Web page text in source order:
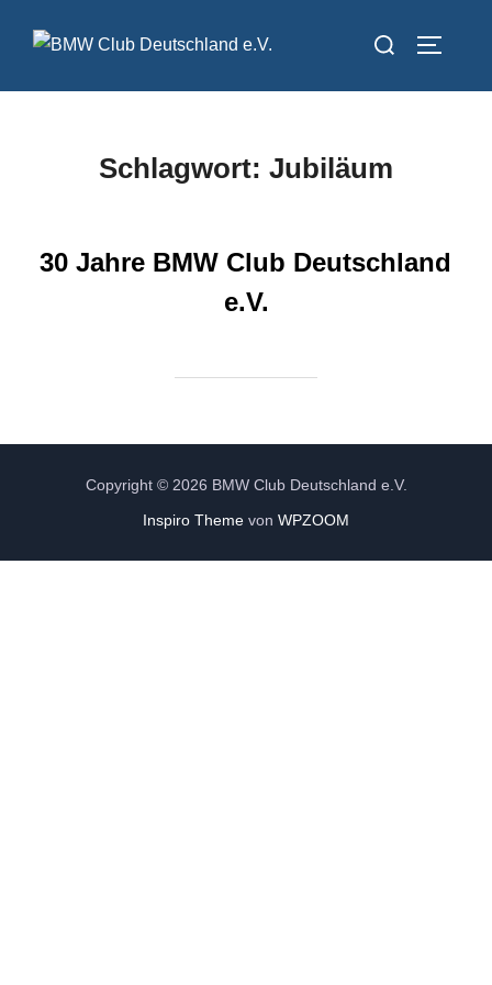
Inhalt
Suchen
Schlagwort: Jubiläum
30 Jahre BMW Club Deutschland
e.V.
Copyright © 2026 BMW Club Deutschland e.V.
Inspiro Theme von WPZOOM